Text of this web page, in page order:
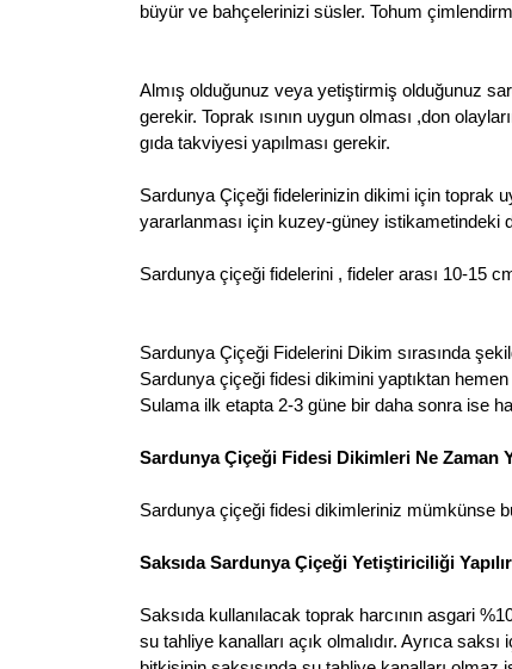
büyür ve bahçelerinizi süsler. Tohum
Almış olduğunuz veya yetiştirmiş olduğunuz
gerekir. Toprak ısının uygun olması ,don
gıda takviyesi yapılması gerekir.
Sardunya Çiçeği fidelerinizin dikimi için toprak
yararlanması için kuzey-güney istikametindeki
Sardunya çiçeği fidelerini , fideler arası 10-15
Sardunya Çiçeği Fidelerini Dikim sırasında
Sardunya çiçeği fidesi dikimini yaptıktan
Sulama ilk etapta 2-3 güne bir daha sonra ise
Sardunya Çiçeği Fidesi Dikimleri Ne Zaman
Sardunya çiçeği fidesi dikimleriniz mümkünse
Saksıda Sardunya Çiçeği Yetiştiriciliği
Saksıda kullanılacak toprak harcının asgari
su tahliye kanalları açık olmalıdır. Ayrıca